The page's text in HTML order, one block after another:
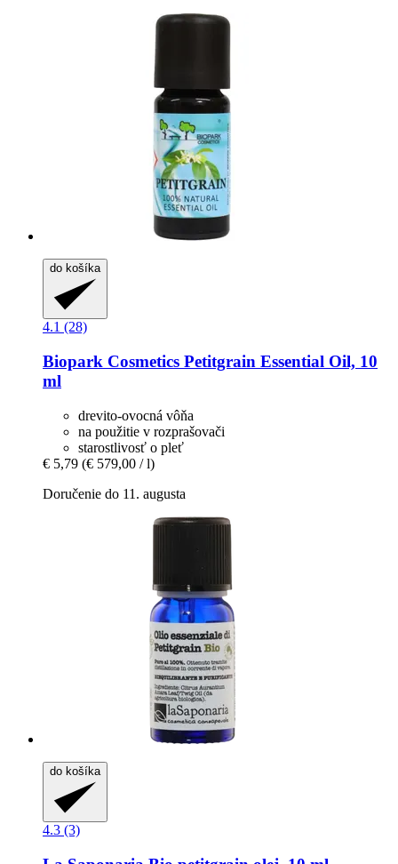
do košíka
4.1 (28)
Biopark Cosmetics Petitgrain Essential Oil, 10
ml
drevito-ovocná vôňa
na použitie v rozprašovači
starostlivosť o pleť
€ 5,79 (€ 579,00 / l)
Doručenie do 11. augusta
do košíka
4.3 (3)